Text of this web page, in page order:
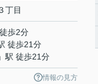
丁目
歩2分
徒歩21分
」駅 徒歩21分
情報の見方